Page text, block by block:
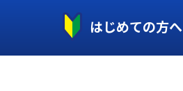
はじめての方へ